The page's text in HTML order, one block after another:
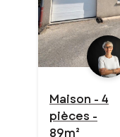
Maison - 4
pièces -
89m²